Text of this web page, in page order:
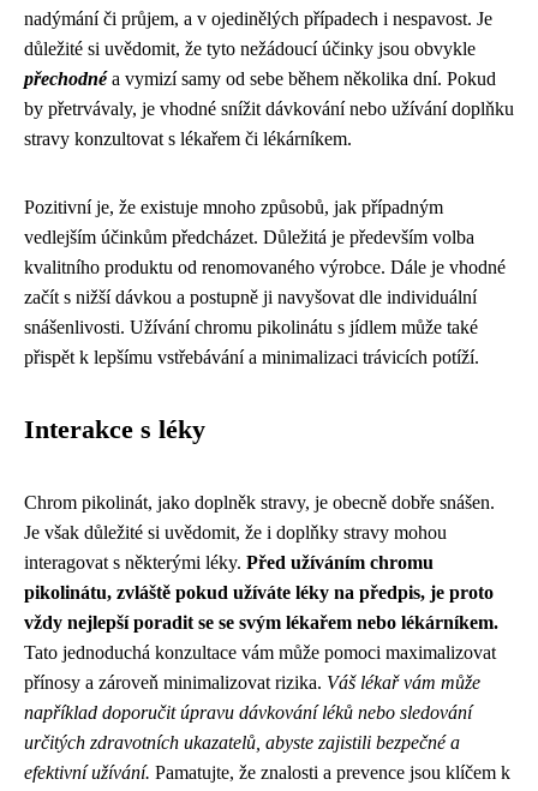
nadýmání či průjem, a v ojedinělých případech i nespavost. Je
důležité si uvědomit, že tyto nežádoucí účinky jsou obvykle
přechodnéa vymizí samy od sebe během několika dní. Pokud
by přetrvávaly, je vhodné snížit dávkování nebo užívání doplňku
stravy konzultovat s lékařem či lékárníkem.
Pozitivní je, že existuje mnoho způsobů, jak případným
vedlejším účinkům předcházet. Důležitá je především volba
kvalitního produktu od renomovaného výrobce. Dále je vhodné
začít s nižší dávkou a postupně ji navyšovat dle individuální
snášenlivosti. Užívání chromu pikolinátu s jídlem může také
přispět k lepšímu vstřebávání a minimalizaci trávicích potíží.
Interakce s léky
Chrom pikolinát, jako doplněk stravy, je obecně dobře snášen.
Je však důležité si uvědomit, že i doplňky stravy mohou
interagovat s některými léky. Před užíváním chromu
pikolinátu, zvláště pokud užíváte léky na předpis, je proto
vždy nejlepší poradit se se svým lékařem nebo lékárníkem.
Tato jednoduchá konzultace vám může pomoci maximalizovat
přínosy a zároveň minimalizovat rizika. Váš lékař vám může
například doporučit úpravu dávkování léků nebo sledování
určitých zdravotních ukazatelů, abyste zajistili bezpečné a
efektivní užívání. Pamatujte, že znalosti a prevence jsou klíčem k